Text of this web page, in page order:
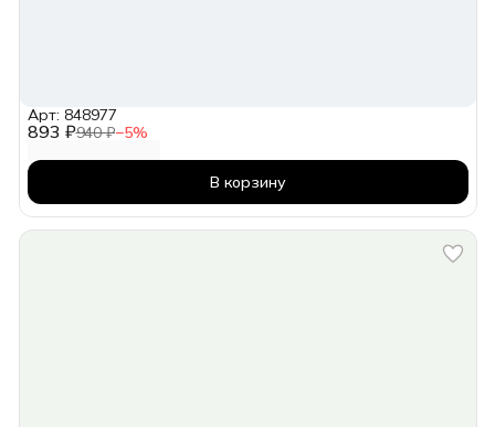
893 ₽940 ₽−5%
Арт: 848977
В корзину